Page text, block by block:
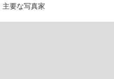
主要な写真家